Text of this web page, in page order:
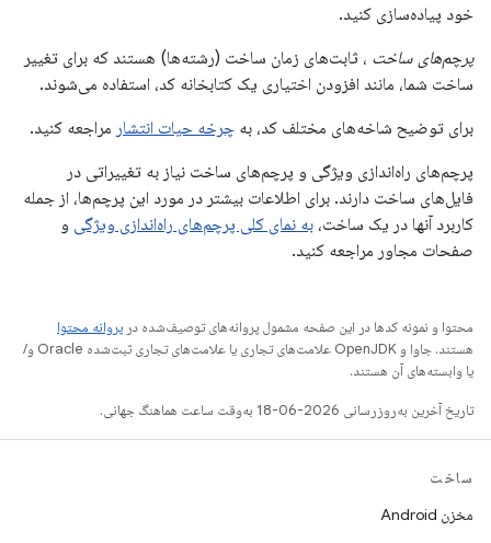
خود پیاده‌سازی کنید.
پرچم‌های ساخت ، ثابت‌های زمان ساخت (رشته‌ها) هستند که برای تغییر
ساخت شما، مانند افزودن اختیاری یک کتابخانه کد، استفاده می‌شوند.
برای توضیح شاخه‌های مختلف کد، به چرخه حیات انتشار مراجعه کنید.
پرچم‌های راه‌اندازی ویژگی و پرچم‌های ساخت نیاز به تغییراتی در
فایل‌های ساخت دارند. برای اطلاعات بیشتر در مورد این پرچم‌ها، از جمله
کاربرد آنها در یک ساخت، به نمای کلی پرچم‌های راه‌اندازی ویژگی و
صفحات مجاور مراجعه کنید.
محتوا و نمونه کدها در این صفحه مشمول پروانه‌های توصیف‌شده در پروانه محتوا
هستند. جاوا و OpenJDK علامت‌های تجاری یا علامت‌های تجاری ثبت‌شده Oracle و/
یا وابسته‌های آن هستند.
تاریخ آخرین به‌روزرسانی 2026-06-18 به‌وقت ساعت هماهنگ جهانی.
ساخت
مخزن Android